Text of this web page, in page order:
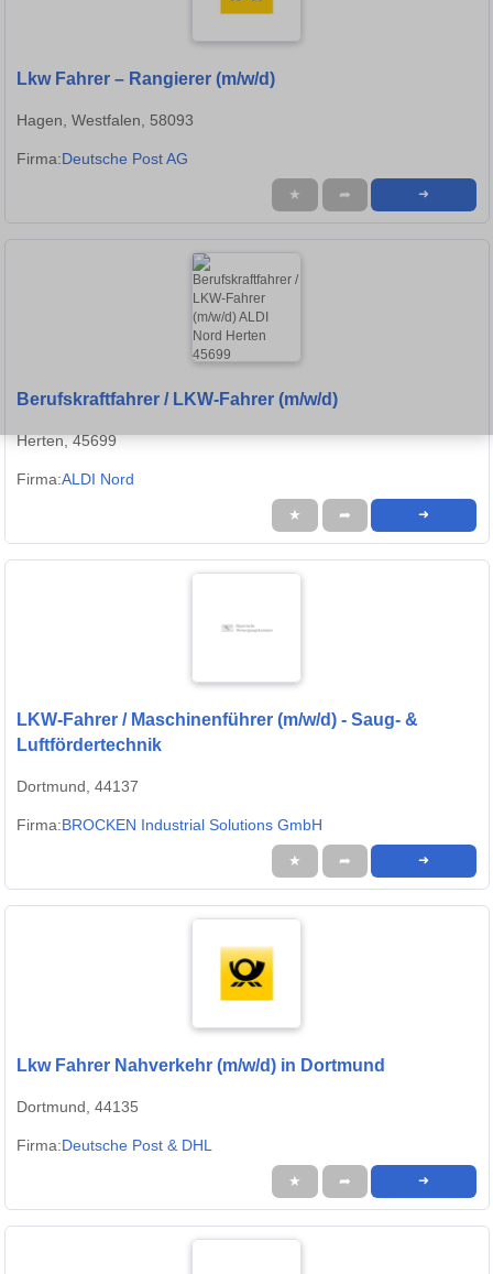
Lkw Fahrer – Rangierer (m/w/d)
Hagen, Westfalen, 58093
Firma:Deutsche Post AG
★ ➦ ➜
Berufskraftfahrer / LKW-Fahrer (m/w/d)
Herten, 45699
Firma:ALDI Nord
★ ➦ ➜
LKW-Fahrer / Maschinenführer (m/w/d) - Saug- &
Luftfördertechnik
Dortmund, 44137
Firma:BROCKEN Industrial Solutions GmbH
★ ➦ ➜
Lkw Fahrer Nahverkehr (m/w/d) in Dortmund
Dortmund, 44135
Firma:Deutsche Post & DHL
★ ➦ ➜